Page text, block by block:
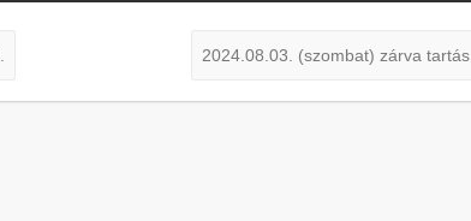
2024.08.03. (szombat) zárva tartás